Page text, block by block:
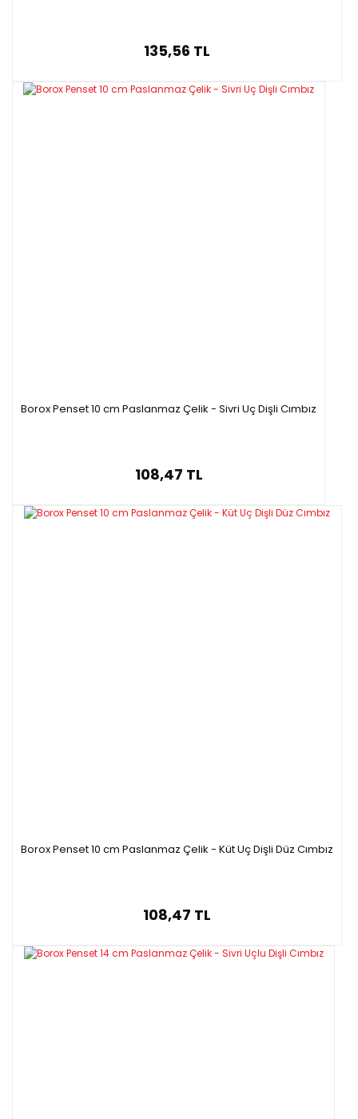
135,56 TL
Borox Penset 10 cm Paslanmaz Çelik - Sivri Uç Dişli Cımbız
108,47 TL
Borox Penset 10 cm Paslanmaz Çelik - Küt Uç Dişli Düz Cımbız
108,47 TL